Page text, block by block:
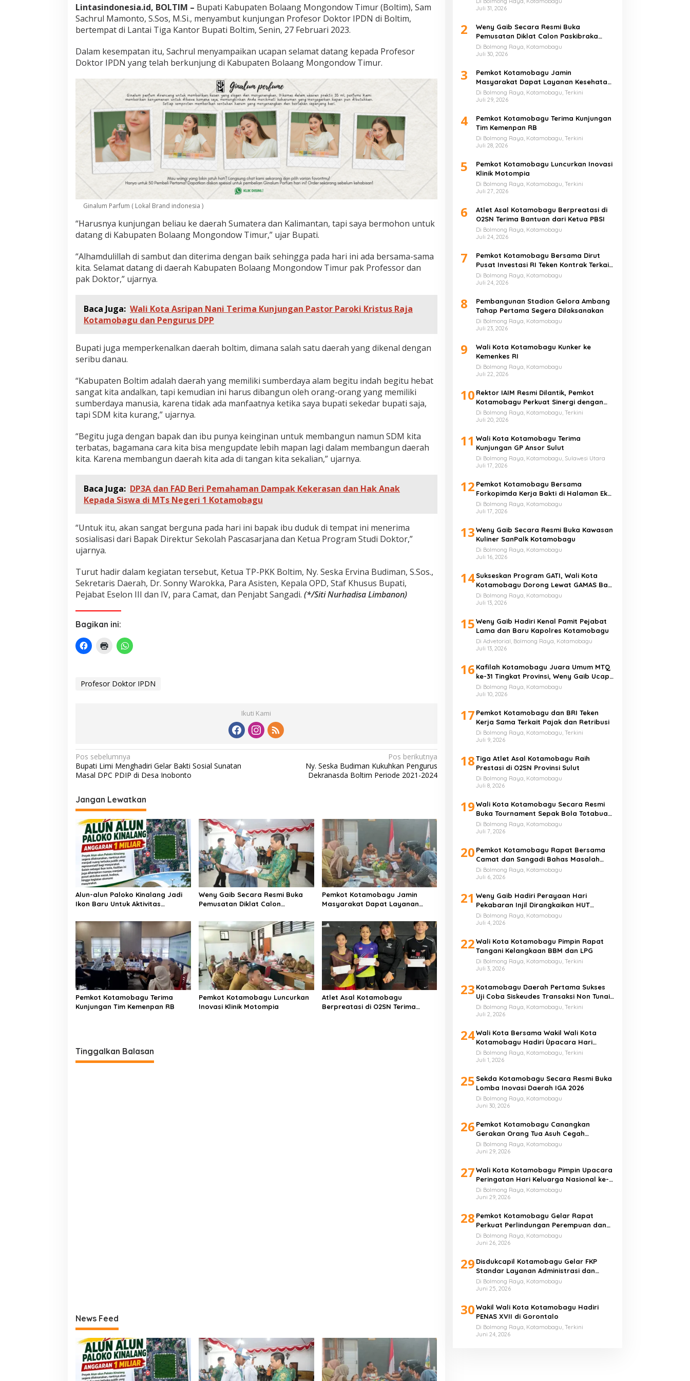
t
P
e
k
e
a
k
a
n
S
D
B
t
m
Lintasindonesia.id, BOLTIM – Bupati Kabupaten Bolaang Mongondow Timur (Boltim), Sam
Sachrul Mamonto, S.Sos, M.Si., menyambut kunjungan Profesor Doktor IPDN di Boltim,
bertempat di Lantai Tiga Kantor Bupati Boltim, Senin, 27 Februari 2023.
Dalam kesempatan itu, Sachrul menyampaikan ucapan selamat datang kepada Profesor
Doktor IPDN yang telah berkunjung di Kabupaten Bolaang Mongondow Timur.
Ginalum Parfum ( Lokal Brand indonesia )
“Harusnya kunjungan beliau ke daerah Sumatera dan Kalimantan, tapi saya bermohon untuk
datang di Kabupaten Bolaang Mongondow Timur,” ujar Bupati.
“Alhamdulillah di sambut dan diterima dengan baik sehingga pada hari ini ada bersama-sama
kita. Selamat datang di daerah Kabupaten Bolaang Mongondow Timur pak Professor dan
pak Doktor,” ujarnya.
Baca Juga: Wali Kota Asripan Nani Terima Kunjungan Pastor Paroki Kristus Raja
Kotamobagu dan Pengurus DPP
Bupati juga memperkenalkan daerah boltim, dimana salah satu daerah yang dikenal dengan
seribu danau.
“Kabupaten Boltim adalah daerah yang memiliki sumberdaya alam begitu indah begitu hebat
sangat kita andalkan, tapi kemudian ini harus dibangun oleh orang-orang yang memiliki
sumberdaya manusia, karena tidak ada manfaatnya ketika saya bupati sekedar bupati saja,
tapi SDM kita kurang,” ujarnya.
“Begitu juga dengan bapak dan ibu punya keinginan untuk membangun namun SDM kita
terbatas, bagamana cara kita bisa mengupdate lebih mapan lagi dalam membangun daerah
kita. Karena membangun daerah kita ada di tangan kita sekalian,” ujarnya.
Baca Juga: DP3A dan FAD Beri Pemahaman Dampak Kekerasan dan Hak Anak
Kepada Siswa di MTs Negeri 1 Kotamobagu
“Untuk itu, akan sangat berguna pada hari ini bapak ibu duduk di tempat ini menerima
sosialisasi dari Bapak Direktur Sekolah Pascasarjana dan Ketua Program Studi Doktor,”
ujarnya.
Turut hadir dalam kegiatan tersebut, Ketua TP-PKK Boltim, Ny. Seska Ervina Budiman, S.Sos.,
Sekretaris Daerah, Dr. Sonny Warokka, Para Asisten, Kepala OPD, Staf Khusus Bupati,
Pejabat Eselon III dan IV, para Camat, dan Penjabt Sangadi. (*/Siti Nurhadisa Limbanon)
Bagikan ini:
Profesor Doktor IPDN
Ikuti Kami
N
a
i
g
a
s
p
o
s
Pos sebelumnya
Bupati Limi Menghadiri Gelar Bakti Sosial Sunatan
Masal DPC PDIP di Desa Inobonto
Pos berikutnya
Ny. Seska Budiman Kukuhkan Pengurus
Dekranasda Boltim Periode 2021-2024
Jangan Lewatkan
Alun-alun Paloko Kinalang Jadi
Ikon Baru Untuk Aktivitas
Weny Gaib Secara Resmi Buka
Pemusatan Diklat Calon
Pemkot Kotamobagu Jamin
Masyarakat Dapat Layanan
Pemkot Kotamobagu Terima
Kunjungan Tim Kemenpan RB
Pemkot Kotamobagu Luncurkan
Inovasi Klinik Motompia
Atlet Asal Kotamobagu
Berpreatasi di O2SN Terima
Tinggalkan Balasan
News Feed
Juli 31, 2026
2
Weny Gaib Secara Resmi Buka
Pemusatan Diklat Calon Paskibraka
Kotamobagu
Di Bolmong Raya, Kotamobagu
Juli 30, 2026
3
Pemkot Kotamobagu Jamin
Masyarakat Dapat Layanan Kesehatan
Gratis
Di Bolmong Raya, Kotamobagu, Terkini
Juli 29, 2026
4
Pemkot Kotamobagu Terima Kunjungan
Tim Kemenpan RB
Di Bolmong Raya, Kotamobagu, Terkini
Juli 28, 2026
5
Pemkot Kotamobagu Luncurkan Inovasi
Klinik Motompia
Di Bolmong Raya, Kotamobagu, Terkini
Juli 27, 2026
6
Atlet Asal Kotamobagu Berpreatasi di
O2SN Terima Bantuan dari Ketua PBSI
Di Bolmong Raya, Kotamobagu
Juli 24, 2026
7
Pemkot Kotamobagu Bersama Dirut
Pusat Investasi RI Teken Kontrak Terkait
UMKM
Di Bolmong Raya, Kotamobagu
Juli 24, 2026
8
Pembangunan Stadion Gelora Ambang
Tahap Pertama Segera Dilaksanakan
Di Bolmong Raya, Kotamobagu
Juli 23, 2026
9
Wali Kota Kotamobagu Kunker ke
Kemenkes RI
Di Bolmong Raya, Kotamobagu
Juli 22, 2026
10 Rektor IAIM Resmi Dilantik, Pemkot
Kotamobagu Perkuat Sinergi dengan
Perguruan Tinggi
Di Bolmong Raya, Kotamobagu, Terkini
Juli 20, 2026
11 Wali Kota Kotamobagu Terima
Kunjungan GP Ansor Sulut
Di Bolmong Raya, Kotamobagu, Sulawesi Utara
Juli 17, 2026
12 Pemkot Kotamobagu Bersama
Forkopimda Kerja Bakti di Halaman Eks
Kantor Bupati Bolmong
Di Bolmong Raya, Kotamobagu
Juli 17, 2026
13Weny Gaib Secara Resmi Buka Kawasan
Kuliner SanPalk Kotamobagu
Di Bolmong Raya, Kotamobagu
Juli 16, 2026
14 Sukseskan Program GATI, Wali Kota
Kotamobagu Dorong Lewat GAMAS Bagi
Anak Sekolah
Di Bolmong Raya, Kotamobagu
Juli 13, 2026
15Weny Gaib Hadiri Kenal Pamit Pejabat
Lama dan Baru Kapolres Kotamobagu
Di Advetorial, Bolmong Raya, Kotamobagu
Juli 13, 2026
16 Kafilah Kotamobagu Juara Umum MTQ
ke-31 Tingkat Provinsi, Weny Gaib Ucap
Syukur
Di Bolmong Raya, Kotamobagu
Juli 10, 2026
17 Pemkot Kotamobagu dan BRI Teken
Kerja Sama Terkait Pajak dan Retribusi
Di Bolmong Raya, Kotamobagu, Terkini
Juli 9, 2026
18Tiga Atlet Asal Kotamobagu Raih
Prestasi di O2SN Provinsi Sulut
Di Bolmong Raya, Kotamobagu
Juli 8, 2026
19Wali Kota Kotamobagu Secara Resmi
Buka Tournament Sepak Bola Totabuan
Champion League
Di Bolmong Raya, Kotamobagu
Juli 7, 2026
20 Pemkot Kotamobagu Rapat Bersama
Camat dan Sangadi Bahas Masalah
Sampah
Di Bolmong Raya, Kotamobagu
Juli 6, 2026
21 Weny Gaib Hadiri Perayaan Hari
Pekabaran Injil Dirangkaikan HUT
GMIBM Bersinode ke-76
Di Bolmong Raya, Kotamobagu
Juli 4, 2026
22Wali Kota Kotamobagu Pimpin Rapat
Tangani Kelangkaan BBM dan LPG
Di Bolmong Raya, Kotamobagu, Terkini
Juli 3, 2026
23 Kotamobagu Daerah Pertama Sukses
Uji Coba Siskeudes Transaksi Non Tunai
di Desa
Di Bolmong Raya, Kotamobagu, Terkini
Juli 2, 2026
24Wali Kota Bersama Wakil Wali Kota
Kotamobagu Hadiri Ùpacara Hari
Bhayangkara ke-80
Di Bolmong Raya, Kotamobagu, Terkini
Juli 1, 2026
25 Sekda Kotamobagu Secara Resmi Buka
Lomba Inovasi Daerah IGA 2026
Di Bolmong Raya, Kotamobagu
Juni 30, 2026
26 Pemkot Kotamobagu Canangkan
Gerakan Orang Tua Asuh Cegah
Stunting
Di Bolmong Raya, Kotamobagu
Juni 29, 2026
27Wali Kota Kotamobagu Pimpin Upacara
Peringatan Hari Keluarga Nasional ke-
33 Tahun
Di Bolmong Raya, Kotamobagu
Juni 29, 2026
28 Pemkot Kotamobagu Gelar Rapat
Perkuat Perlindungan Perempuan dan
Anak
Di Bolmong Raya, Kotamobagu
Juni 26, 2026
29 Disdukcapil Kotamobagu Gelar FKP
Standar Layanan Administrasi dan
Kependudukan
Di Bolmong Raya, Kotamobagu
Juni 25, 2026
30Wakil Wali Kota Kotamobagu Hadiri
PENAS XVII di Gorontalo
Di Bolmong Raya, Kotamobagu, Terkini
Juni 24, 2026